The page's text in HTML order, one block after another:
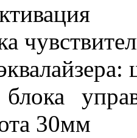
блока
30мм